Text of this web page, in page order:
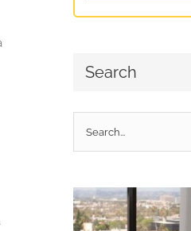
Search
for: